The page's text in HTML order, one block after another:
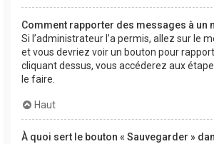
Comment rapporter des messages à un
Si l’administrateur l’a permis, allez sur le
et vous devriez voir un bouton pour
cliquant dessus, vous accéderez aux
le faire.
Haut
À quoi sert le bouton « Sauvegarder »